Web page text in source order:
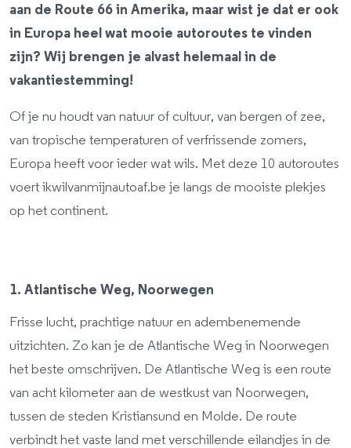
aan de Route 66 in Amerika, maar wist je dat er ook
in Europa heel wat mooie autoroutes te vinden
zijn? Wij brengen je alvast helemaal in de
vakantiestemming!
Of je nu houdt van natuur of cultuur, van bergen of zee,
van tropische temperaturen of verfrissende zomers,
Europa heeft voor ieder wat wils. Met deze 10 autoroutes
voert ikwilvanmijnautoaf.be je langs de mooiste plekjes
op het continent.
1. Atlantische Weg, Noorwegen
Frisse lucht, prachtige natuur en adembenemende
uitzichten. Zo kan je de Atlantische Weg in Noorwegen
het beste omschrijven. De Atlantische Weg is een route
van acht kilometer aan de westkust van Noorwegen,
tussen de steden Kristiansund en Molde. De route
verbindt het vaste land met verschillende eilandjes in de